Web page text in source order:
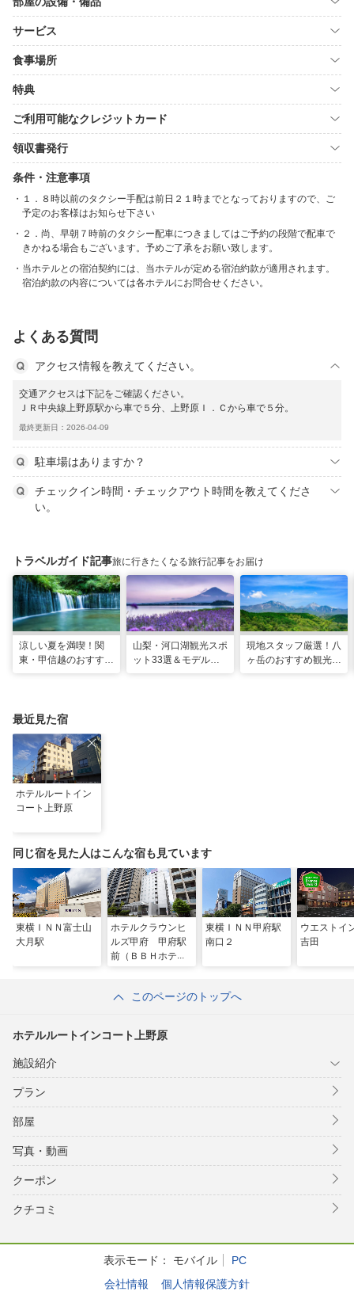
サービス
食事場所
特典
ご利用可能なクレジットカード
領収書発行
条件・注意事項
１．８時以前のタクシー手配は前日２１時までとなっておりますので、ご
予定のお客様はお知らせ下さい
２．尚、早朝７時前のタクシー配車につきましてはご予約の段階で配車で
きかねる場合もございます。予めご了承をお願い致します。
当ホテルとの宿泊契約には、当ホテルが定める宿泊約款が適用されます。
宿泊約款の内容については各ホテルにお問合せください。
よくある質問
アクセス情報を教えてください。
交通アクセスは下記をご確認ください。
ＪＲ中央線上野原駅から車で５分、上野原Ｉ．Ｃから車で５分。
最終更新日：2026-04-09
駐車場はありますか？
チェックイン時間・チェックアウト時間を教えてくださ
い。
トラベルガイド記事旅に行きたくなる旅行記事をお届け
涼しい夏を満喫！関
東・甲信越のおすすめ
山梨・河口湖観光スポ
ット33選＆モデルコ
現地スタッフ厳選！八
ヶ岳のおすすめ観光ス
最近見た宿
ホテルルートイン
コート上野原
同じ宿を見た人はこんな宿も見ています
東横ＩＮＮ富士山
大月駅
ホテルクラウンヒ
ルズ甲府 甲府駅
前（ＢＢＨホテル
東横ＩＮＮ甲府駅
南口２
ウエストイ
吉田
このページのトップへ
ホテルルートインコート上野原
施設紹介
プラン
部屋
写真・動画
クーポン
クチコミ
表示モード： モバイル
PC
会社情報
個人情報保護方針